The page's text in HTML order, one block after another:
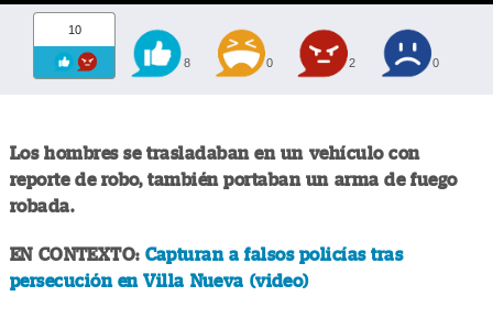
10
8 0 2 0
Los hombres se trasladaban en un vehículo con
reporte de robo, también portaban un arma de fuego
robada.
EN CONTEXTO: Capturan a falsos policías tras
persecución en Villa Nueva (video)